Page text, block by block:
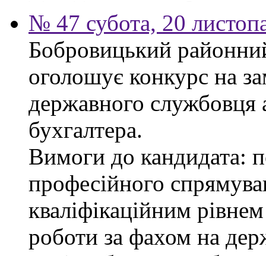
№ 47 субота, 20
Бобровицький районний
оголошує конкурс на
державного службовця
бухгалтера.
Вимоги до кандидата:
професійного
кваліфікаційним
роботи за фахом на